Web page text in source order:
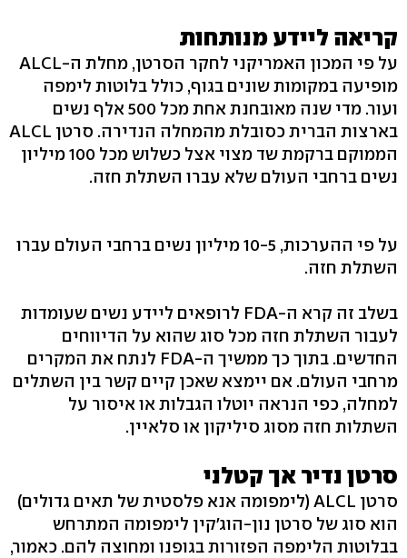
קריאה ליידע מנותחות
על פי המכון האמריקני לחקר הסרטן, מחלת ה-ALCL
מופיעה במקומות שונים בגוף, כולל בלוטות לימפה
ועור. מדי שנה מאובחנת אחת מכל 500 אלף נשים
בארצות הברית כסובלת מהמחלה הנדירה. סרטן ALCL
הממוקם ברקמת שד מצוי אצל כשלוש מכל 100 מיליון
נשים ברחבי העולם שלא עברו השתלת חזה.
על פי ההערכות, 10-5 מיליון נשים ברחבי העולם עברו
השתלת חזה.
בשלב זה קרא ה-FDA לרופאים ליידע נשים שעומדות
לעבור השתלת חזה מכל סוג שהוא על הדיווחים
החדשים. בתוך כך ממשיך ה-FDA לנתח את המקרים
מרחבי העולם. אם יימצא שאכן קיים קשר בין השתלים
למחלה, כפי הנראה יוטלו הגבלות או איסור על
השתלות חזה מסוג סיליקון או סלאיין.
סרטן נדיר אך קטלני
סרטן ALCL (לימפומה אנא פלסטית של תאים גדולים)
הוא סוג של סרטן נון-הוג'קין לימפומה המתרחש
בבלוטות הלימפה הפזורות בגופנו ומחוצה להם. כאמור,